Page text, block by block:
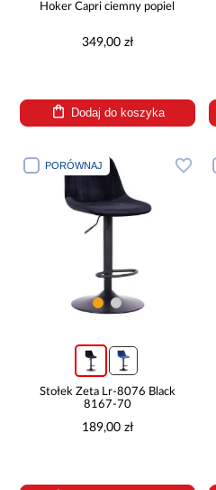
Hoker Capri ciemny popiel
349,00 zł
Dodaj do koszyka
PORÓWNAJ
Stołek Zeta Lr-8076 Black
8167-70
189,00 zł